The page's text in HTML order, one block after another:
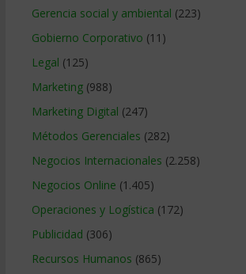
Gerencia social y ambiental (223)
Gobierno Corporativo (11)
Legal (125)
Marketing(988)
Marketing Digital (247)
Métodos Gerenciales (282)
Negocios Internacionales (2.258)
Negocios Online (1.405)
Operaciones y Logística (172)
Publicidad (306)
Recursos Humanos (865)